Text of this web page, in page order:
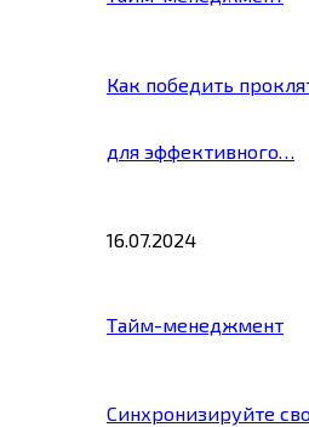
Как победить
для эффективного…
16.07.2024
Тайм-менеджмент
Синхронизируйте